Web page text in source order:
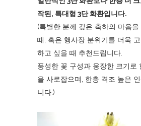
작된, 특대형 3단 화환입니다.
(특별한 분께 깊은 축하의 마음
때, 혹은 행사장 분위기를 더욱
하고 싶을 때 추천드립니다.
풍성한 꽃 구성과 웅장한 크기로
을 사로잡으며, 한층 격조 높은
니다.)